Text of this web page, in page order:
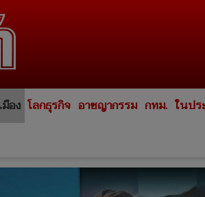
มือง โลกธุรกิจ อาชญากรรม กทม. ในปร